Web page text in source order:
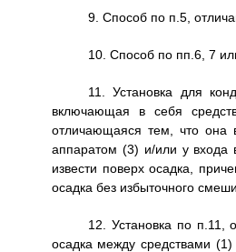
9. Способ по п.5,
10. Способ по пп.6, 7
11. Установка для
включающая в себя
отличающаяся тем, что она
аппаратом (3) и/или у входа
извести поверх осадка,
осадка без избыточного
12. Установка по п.11,
осадка между средствами